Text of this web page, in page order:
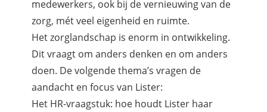
medewerkers, ook bij de vernieuwing van de
zorg, mét veel eigenheid en ruimte.
Het zorglandschap is enorm in ontwikkeling.
Dit vraagt om anders denken en om anders
doen. De volgende thema’s vragen de
aandacht en focus van Lister:
Het HR-vraagstuk: hoe houdt Lister haar